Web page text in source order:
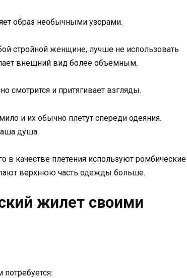
образ необычными узорами.
стройной женщине, лучше не использовать
внешний вид более объёмным.
смотрится и притягивает взгляды.
и их обычно плетут спереди одеяния.
душа.
качестве плетения используют ромбические
верхнюю часть одежды больше.
жилет своими